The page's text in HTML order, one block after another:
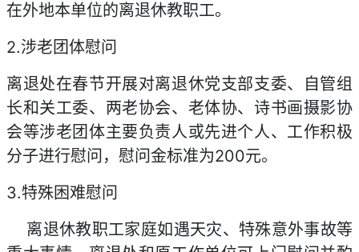
在外地本单位的离退休教职工。
2.涉老团体慰问
离退处在春节开展对离退休党支部支委、自管组
长和关工委、两老协会、老体协、诗书画摄影协
会等涉老团体主要负责人或先进个人、工作积极
分子进行慰问，慰问金标准为200元。
3.特殊困难慰问
离退休教职工家庭如遇天灾、特殊意外事故等